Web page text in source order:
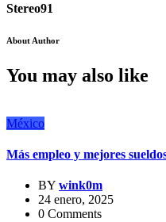
Stereo91
About Author
You may also like
México
Más empleo y mejores
BY wink0m
24 enero, 2025
0 Comments